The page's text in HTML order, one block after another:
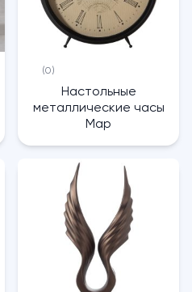
(0)
Настольные
металлические часы
Map